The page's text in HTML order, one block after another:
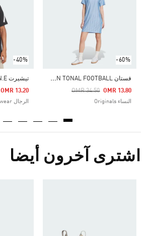
-60%
ف
ستان ADIDAS ORIGINALS X LIBERTY LONDON TONAL FOOTBALL
Price Reduced From
OMR 34.50
To OMR 13.80
النساء Originals
-40%
تيشيرت ADIDAS Z.N.E.
OMR 13.20
الرجال Sportswear
اشترى آخرون أيضا